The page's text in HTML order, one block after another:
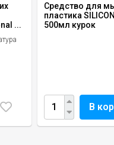
...
Средство для
пластика
500мл курок
В